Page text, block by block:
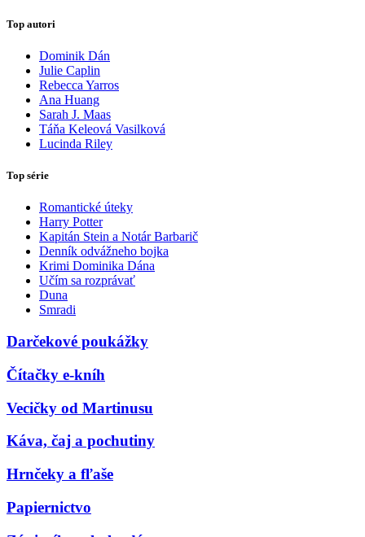
Top autori
Dominik Dán
Julie Caplin
Rebecca Yarros
Ana Huang
Sarah J. Maas
Táňa Keleová Vasilková
Lucinda Riley
Top série
Romantické úteky
Harry Potter
Kapitán Stein a Notár Barbarič
Denník odvážneho bojka
Krimi Dominika Dána
Učím sa rozprávať
Duna
Smradi
Darčekové poukážky
Čítačky e-kníh
Vecičky od Martinusu
Káva, čaj a pochutiny
Hrnčeky a fľaše
Papiernictvo